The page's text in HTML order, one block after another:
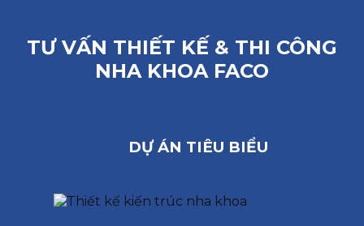
TƯ VẤN THIẾT KẾ & THI CÔNG
NHA KHOA FACO
DỰ ÁN TIÊU BIỂU